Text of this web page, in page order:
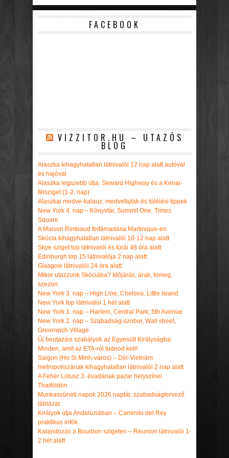
FACEBOOK
VIZZITOR.HU – UTAZÓS
BLOG
Alaszka kihagyhatatlan látnivalói 12 nap alatt autóval
és hajóval
Alaszka legszebb útja: Seward Highway és a Kenai-
félsziget (1-2. nap)
Alaszkai medve-kalauz: medvefajták és túlélési tippek
New York 4. nap – Könyvtár, Summit One, Times
Square
A Maison Rimbaud feltámadása Martinique-en
Skócia kihagyhatatlan látnivalói 10-12 nap alatt
Skye sziget top látnivalói és túrái 48 óra alatt
Edinburgh top 15 látnivalója 2 nap alatt
Glasgow látnivalói 24 óra alatt
Mikor utazzunk Skóciába? Időjárás, árak, tömeg,
szezon
New York 3. nap – High Line, Chelsea, Little Island
New York top látnivalói 1 hét alatt
New York 1. nap – Harlem, Central Park, 5th Avenue
New York 2. nap – Szabadság-szobor, Wall street,
Greenwich Village
Új beutazási szabályok az Egyesült Királyságba:
Minden, amit az ETA-ról tudnod kell!
Saigon (Ho Si Minh-város) – Dél-Vietnám
metropoliszának kihagyhatatlan látnivalói 2 nap alatt
A Fehér Lótusz 3. évadának pazar helyszínei
Thaiföldön
Munkaszüneti napok 2026 naptár, szabadságtervező
táblázat
Királyok útja Andalúziában – Caminito del Rey
praktikus infók
Kalandozás a Bourbon szigeten – Réunion látnivalói 1-
2 hét alatt